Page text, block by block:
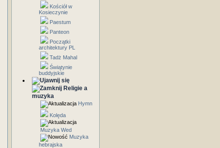
Kościół w
Kosieczynie
Paestum
Panteon
Początki
architektury PL
Tadż Mahal
Świątynie
buddyjskie
Religie a
muzyka
Hymn
Kolęda
Muzyka Wed
Muzyka
hebrajska